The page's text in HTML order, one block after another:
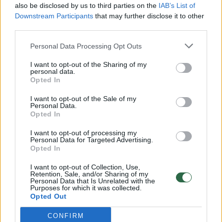
also be disclosed by us to third parties on the IAB’s List of
Downstream Participants that may further disclose it to other
Personal Data Processing Opt Outs
I want to opt-out of the Sharing of my
personal data.
Opted In
I want to opt-out of the Sale of my
Personal Data.
Opted In
I want to opt-out of processing my
Personal Data for Targeted Advertising.
Opted In
I want to opt-out of Collection, Use,
Retention, Sale, and/or Sharing of my
Personal Data that Is Unrelated with the
Purposes for which it was collected.
Opted Out
CONFIRM
Lietuvos diena
00:00:30
Vaizdai iš tragiškos avarijos Vilniaus r.: dviejų moterų ir
Žinios | Lietuvos diena
00:00:59
Nufilmavo, kaip patvino Vilniaus Vakarinis aplinkkelis:
vaizdas pribloškia
Žinios | Lietuvos diena
„Pagarba pirmajai premjerei“: pasidalijo jautriais
prisiminimais apie Kazimierą Prunskienę
Žinios | Lietuvos diena